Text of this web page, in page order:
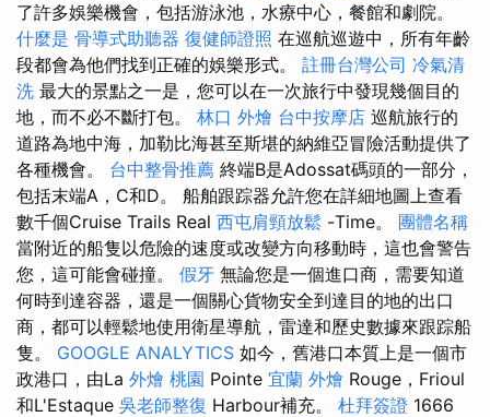
了許多娛樂機會，包括游泳池，水療中心，餐館和劇院。
什麼是 骨導式助聽器 復健師證照 在巡航巡遊中，所有年齡
段都會為他們找到正確的娛樂形式。 註冊台灣公司 冷氣清
洗 最大的景點之一是，您可以在一次旅行中發現幾個目的
地，而不必不斷打包。 林口 外燴 台中按摩店 巡航旅行的
道路為地中海，加勒比海甚至斯堪的納維亞冒險活動提供了
各種機會。 台中整骨推薦 終端B是Adossat碼頭的一部分，
包括末端A，C和D。 船舶跟踪器允許您在詳細地圖上查看
數千個Cruise Trails Real 西屯肩頸放鬆 -Time。 團體名稱
當附近的船隻以危險的速度或改變方向移動時，這也會警告
您，這可能會碰撞。 假牙 無論您是一個進口商，需要知道
何時到達容器，還是一個關心貨物安全到達目的地的出口
商，都可以輕鬆地使用衛星導航，雷達和歷史數據來跟踪船
隻。 GOOGLE ANALYTICS 如今，舊港口本質上是一個市
政港口，由La 外燴 桃園 Pointe 宜蘭 外燴 Rouge，Frioul
和L'Estaque 吳老師整復 Harbour補充。 杜拜簽證 1666